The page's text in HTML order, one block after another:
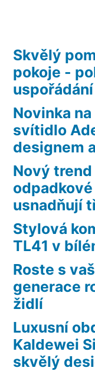
Skvělý
pokoje -
Novinka
svítidlo
designem
Nový
usnadňují
Stylová
TL41 v
Roste s
generace
židlí
Luxusní
Kaldewei
skvělý